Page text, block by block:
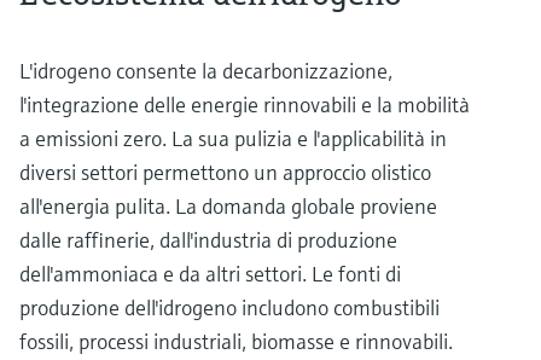
L'idrogeno consente la decarbonizzazione,
l'integrazione delle energie rinnovabili e la mobilità
a emissioni zero. La sua pulizia e l'applicabilità in
diversi settori permettono un approccio olistico
all'energia pulita. La domanda globale proviene
dalle raffinerie, dall'industria di produzione
dell'ammoniaca e da altri settori. Le fonti di
produzione dell'idrogeno includono combustibili
fossili, processi industriali, biomasse e rinnovabili.